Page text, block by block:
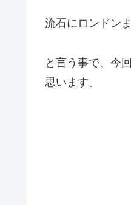
流石にロンドン
と言う事で、今
思います。